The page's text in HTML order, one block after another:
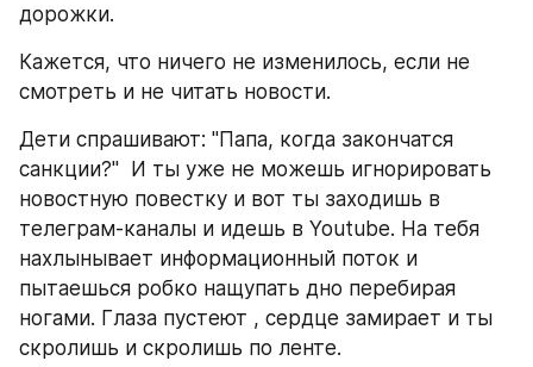
дорожки.
Кажется, что ничего не изменилось, если не
смотреть и не читать новости.
Дети спрашивают: "Папа, когда закончатся
санкции?"  И ты уже не можешь игнорировать
новостную повестку и вот ты заходишь в
телеграм-каналы и идешь в Youtube. На тебя
нахлынывает информационный поток и
пытаешься робко нащупать дно перебирая
ногами. Глаза пустеют , сердце замирает и ты
скролишь и скролишь по ленте.